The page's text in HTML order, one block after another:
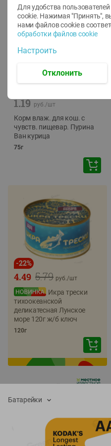
1.19 руб./шт
Корм влаж. для кош. с
чувств. пищевар. Пурина
Ван курица
75г
-22%
5.79
4.49 руб./шт
Икра трески
тихоокеанской
деликатесная Лунское
море 120г ж/б ключ
120г
Батарейки
Для удобства
cookie. Нажимая "Принять",
нами файлов cookie в
обработки файлов cookie
Настроить
Отклонить